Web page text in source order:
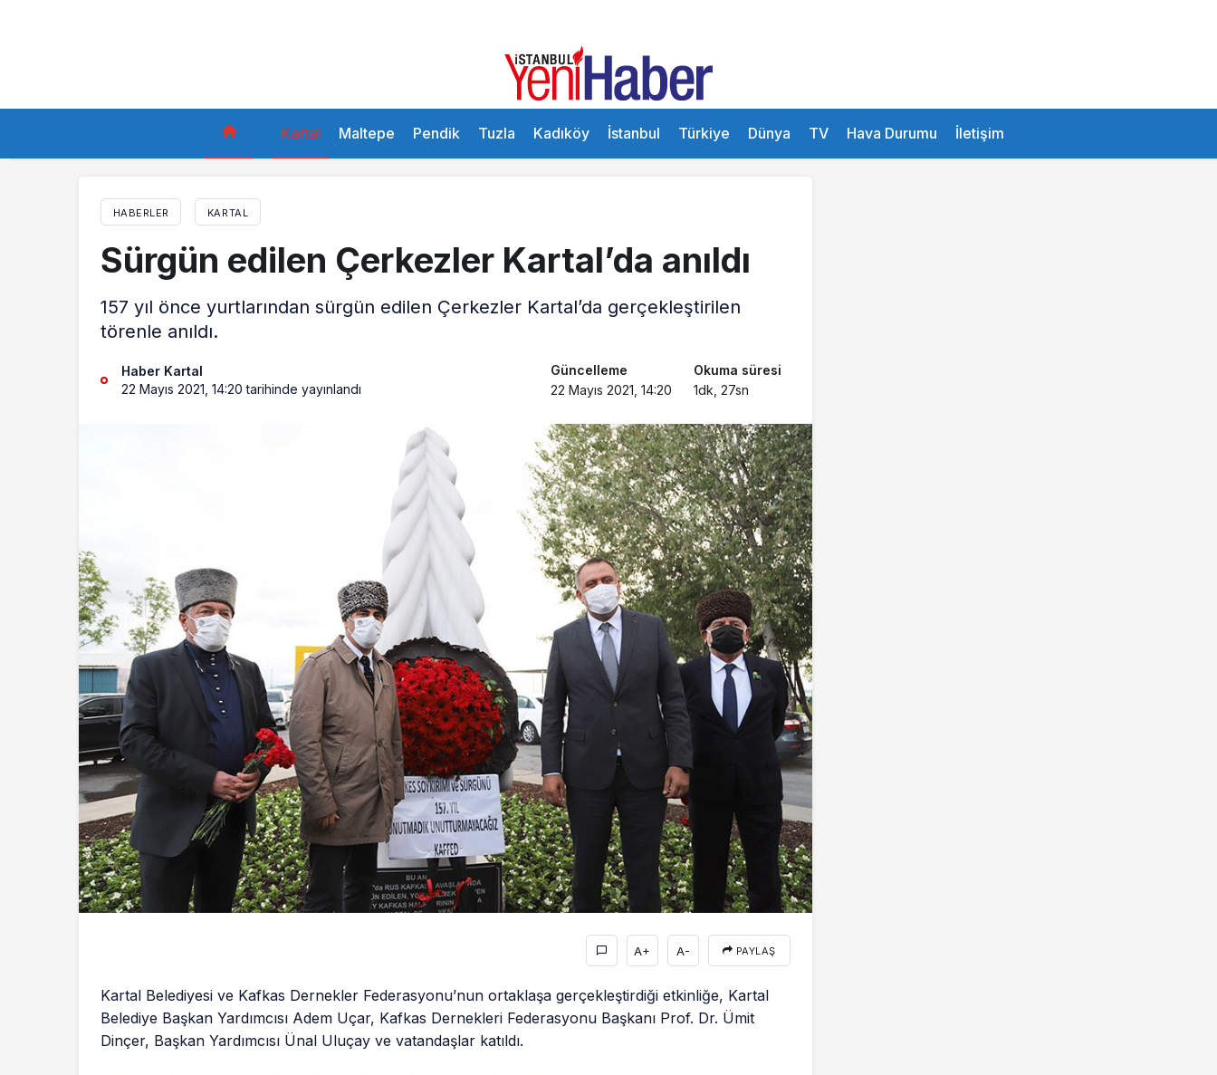
Kartal Maltepe Pendik Tuzla Kadıköy İstanbul Türkiye Dünya TV Hava Durumu İletişim
HABERLER KARTAL
Sürgün edilen Çerkezler Kartal’da anıldı
157 yıl önce yurtlarından sürgün edilen Çerkezler Kartal’da gerçekleştirilen
törenle anıldı.
Haber Kartal
22 Mayıs 2021, 14:20 tarihinde yayınlandı
Güncelleme
22 Mayıs 2021, 14:20
Okuma süresi
1dk, 27sn
A+ A- PAYLAŞ
Kartal Belediyesi ve Kafkas Dernekler Federasyonu’nun ortaklaşa gerçekleştirdiği etkinliğe, Kartal
Belediye Başkan Yardımcısı Adem Uçar, Kafkas Dernekleri Federasyonu Başkanı Prof. Dr. Ümit
Dinçer, Başkan Yardımcısı Ünal Uluçay ve vatandaşlar katıldı.